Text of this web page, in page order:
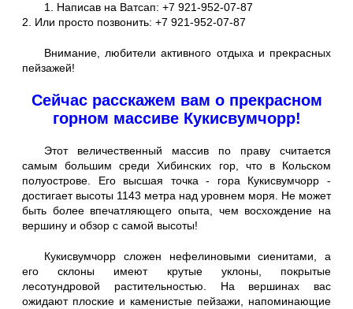
1. Написав на Ватсап: +7 921-952-07-87
2. Или просто позвонить: +7 921-952-07-87
Внимание, любители активного отдыха и прекрасных
пейзажей!
Сейчас расскажем вам о прекрасном
горном массиве Кукисвумчорр!
Этот величественный массив по праву считается
самым большим среди Хибинских гор, что в Кольском
полуострове. Его высшая точка - гора Кукисвумчорр -
достигает высоты 1143 метра над уровнем моря. Не может
быть более впечатляющего опыта, чем восхождение на
вершину и обзор с самой высоты!
Кукисвумчорр сложен нефелиновыми сиенитами, а
его склоны имеют крутые уклоны, покрытые
лесотундровой растительностью. На вершинах вас
ожидают плоские и каменистые пейзажи, напоминающие